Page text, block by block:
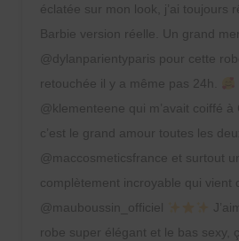
éclatée sur mon look, j’ai toujours
Barbie version réelle. Un grand
@dylanparientyparis pour cette
retouchée il y a même pas 24h.
@klementeene qui m’avait coiffé à
c’est le grand amour toutes les
@maccosmeticsfrance et surtout
complètement incroyable qui vient
@mauboussin_officiel
robe super élégant et le bas sexy,